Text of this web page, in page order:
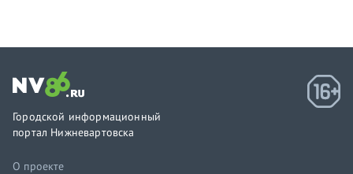
Городской информационный
портал Нижневартовска
О проекте